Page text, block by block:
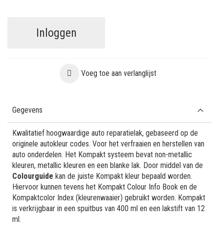
Inloggen
Voeg toe aan verlanglijst
Gegevens
Kwalitatief hoogwaardige auto reparatielak, gebaseerd op de
originele autokleur codes. Voor het verfraaien en herstellen van
auto onderdelen. Het Kompakt systeem bevat non-metallic
kleuren, metallic kleuren en een blanke lak. Door middel van de
Colourguide kan de juiste Kompakt kleur bepaald worden.
Hiervoor kunnen tevens het Kompakt Colour Info Book en de
Kompaktcolor Index (kleurenwaaier) gebruikt worden. Kompakt
is verkrijgbaar in een spuitbus van 400 ml en een lakstift van 12
ml.